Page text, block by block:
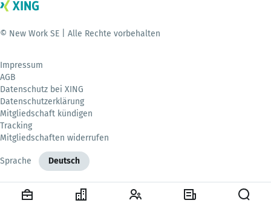
© New Work SE | Alle Rechte vorbehalten
Impressum
AGB
Datenschutz bei XING
Datenschutzerklärung
Mitgliedschaft kündigen
Tracking
Mitgliedschaften widerrufen
Sprache Deutsch